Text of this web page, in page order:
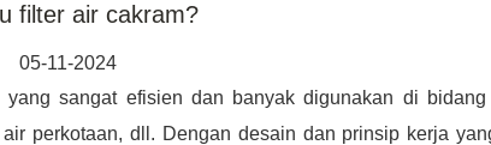
filter air cakram?
05-11-2024
yang sangat efisien dan banyak digunakan di bidang
perkotaan, dll. Dengan desain dan prinsip kerja